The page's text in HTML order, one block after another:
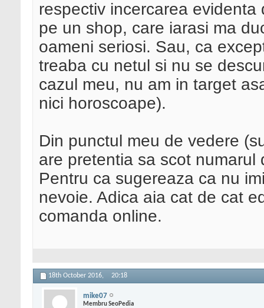
respectiv incercarea
pe un shop, care iarasi ma
oameni seriosi. Sau, ca
treaba cu netul si nu se
cazul meu, nu am in target
nici horoscoape).
Din punctul meu de vedere
are pretentia sa scot
Pentru ca sugereaza ca nu
nevoie. Adica aia cat de cat
comanda online.
18th October 2016, 20:18
mike07
Membru SeoPedia